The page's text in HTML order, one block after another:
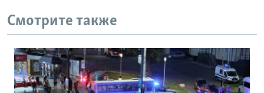
Смотрите также